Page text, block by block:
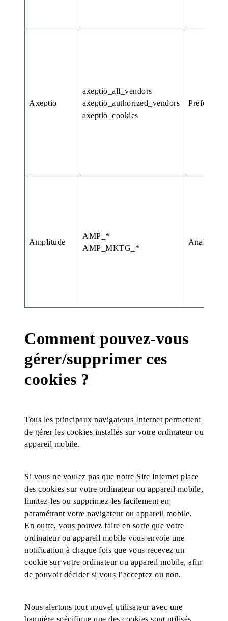
Axeptio
axeptio_all_vendors
axeptio_authorized_vendors
axeptio_cookies
Préférences
Amplitude
AMP_*
AMP_MKTG_*
Analytique
Comment pouvez-vous
gérer/supprimer ces
cookies ?
Tous les principaux navigateurs Internet permettent
de gérer les cookies installés sur votre ordinateur ou
appareil mobile.
Si vous ne voulez pas que notre Site Internet place
des cookies sur votre ordinateur ou appareil mobile,
limitez-les ou supprimez-les facilement en
paramétrant votre navigateur ou appareil mobile.
En outre, vous pouvez faire en sorte que votre
ordinateur ou appareil mobile vous envoie une
notification à chaque fois que vous recevez un
cookie sur votre ordinateur ou appareil mobile, afin
de pouvoir décider si vous l’acceptez ou non.
Nous alertons tout nouvel utilisateur avec une
bannière spécifique que des cookies sont utilisés